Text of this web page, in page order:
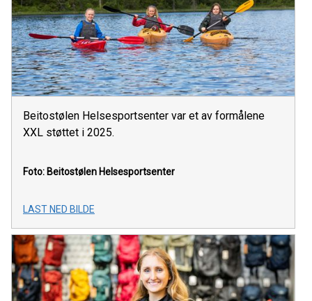
Beitostølen Helsesportsenter var et av formålene
XXL støttet i 2025.
Foto: Beitostølen Helsesportsenter
LAST NED BILDE